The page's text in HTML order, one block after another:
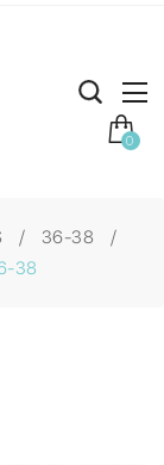
0
36-38
38